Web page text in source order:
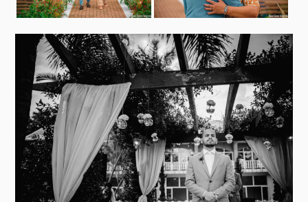
pedido de casamento cheio de surpresas, com muitos
o pedido de viver e construir uma família juntos. Foi
nosso segundo SIM.
E em 25/01/2021 decidimos selar nossa história, na data
do aniversário de São Paulo, cidade que nos acolhe e
que nos proporcionou nosso encontro.
E esse dia, em resumo, foi absolutamente perfeito!”.